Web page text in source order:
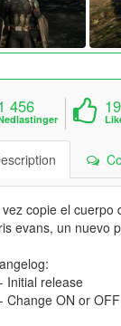
456 19
vez copie el
evans, un nuevo
Initial release
Change ON or